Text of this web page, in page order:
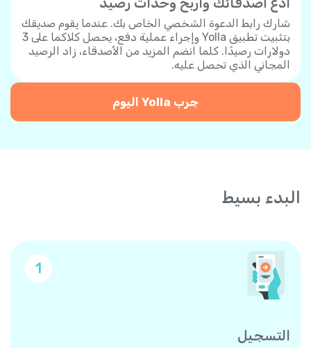
شارك رابط الدعوة الشخصي الخاص بك. عندما يقوم صديقك
بتثبيت تطبيق Yolla وإجراء عملية دفع، يحصل كلاكما على 3
دولارات رصيدًا. كلما انضم المزيد من الأصدقاء، زاد الرصيد
المجاني الذي تحصل عليه.
جرب Yolla اليوم
البدء بسيط
1
التسجيل